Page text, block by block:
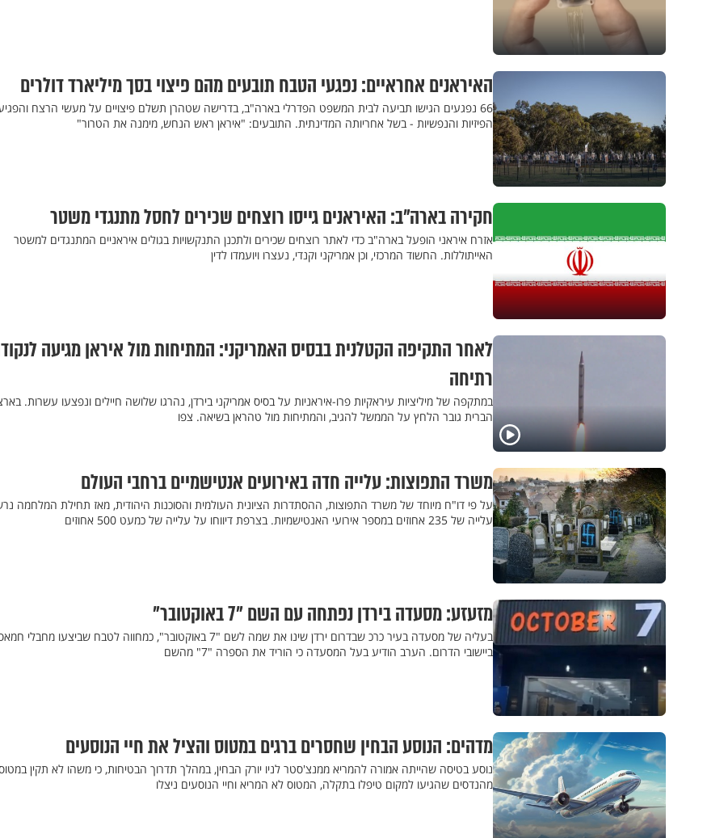
האיראנים אחראיים: נפגעי הטבח תובעים מהם פיצוי בסך מיליארד דולרים
66 נפגעים הגישו תביעה לבית המשפט הפדרלי בארה"ב, בדרישה שטהרן תשלם פיצויים על מעשי הרצח
הפיזיות והנפשיות - בשל אחריותה המדינתית. התובעים: "איראן ראש הנחש, מימנה את הטרור"
חקירה בארה"ב: האיראנים גייסו רוצחים שכירים לחסל מתנגדי משטר
אזרח איראני הופעל בארה"ב כדי לאתר רוצחים שכירים ולתכנן התנקשויות בגולים איראניים המתנגדים למשטר
האייתוללות. החשוד המרכזי, וכן אמריקני וקנדי, נעצרו ויועמדו לדין
לאחר התקיפה הקטלנית בבסיס האמריקני: המתיחות מול איראן מגיעה
רתיחה
במתקפה של מיליציות עיראקיות פרו-איראניות על בסיס אמריקני בירדן, נהרגו שלושה חיילים ונפצעו עשרות.
הברית גובר הלחץ על הממשל להגיב, והמתיחות מול טהראן בשיאה. צפו
משרד התפוצות: עלייה חדה באירועים אנטישמיים ברחבי העולם
על פי דו"ח מיוחד של משרד התפוצות, ההסתדרות הציונית העולמית והסוכנות היהודית, מאז תחילת המלחמה
עלייה של 235 אחוזים במספר אירועי האנטישמיות. בצרפת דיווחו על עלייה של כמעט 500 אחוזים
מזעזע: מסעדה בירדן נפתחה עם השם "7 באוקטובר"
בעליה של מסעדה בעיר כרכ שבדרום ירדן שינו את שמה לשם "7 באוקטובר", כמחווה לטבח שביצעו מחבלי
ביישובי הדרום. הערב הודיע בעל המסעדה כי הוריד את הספרה "7" מהשם
מדהים: הנוסע הבחין שחסרים ברגים במטוס והציל את חיי הנוסעים
נוסע בטיסה שהייתה אמורה להמריא ממנצ'סטר לניו יורק הבחין, במהלך תדרוך הבטיחות, כי משהו לא תקין
מהנדסים שהגיעו למקום טיפלו בתקלה, המטוס לא המריא וחיי הנוסעים ניצלו